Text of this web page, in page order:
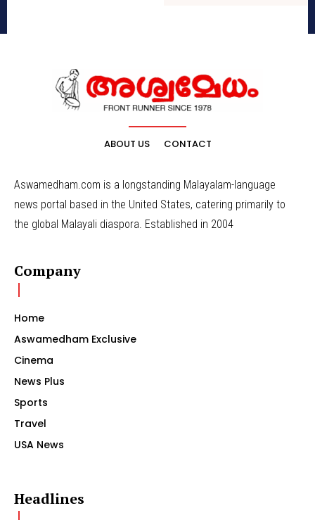
ABOUT US CONTACT
Aswamedham.com is a longstanding Malayalam-language
news portal based in the United States, catering primarily to
the global Malayali diaspora. Established in 2004
Company
Home
Aswamedham Exclusive
Cinema
News Plus
Sports
Travel
USA News
Headlines